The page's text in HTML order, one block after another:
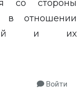
со стороны
в отношении
и их
Войти